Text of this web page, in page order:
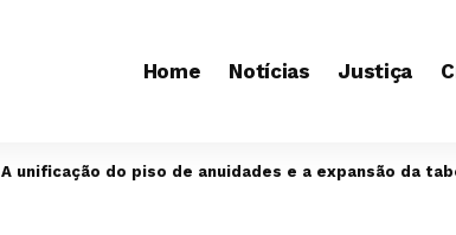
Home Notícias Justiça
A unificação do piso de anuidades e a expansão da tabela paranaense